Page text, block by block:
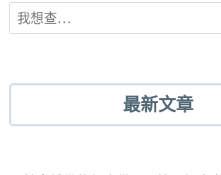
最新文章